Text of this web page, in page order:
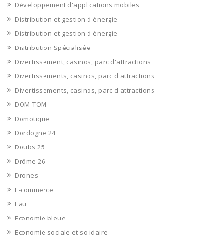
Développement d'applications mobiles
Distribution et gestion d'énergie
Distribution et gestion d'énergie
Distribution Spécialisée
Divertissement, casinos, parc d'attractions
Divertissements, casinos, parc d'attractions
Divertissements, casinos, parc d'attractions
DOM-TOM
Domotique
Dordogne 24
Doubs 25
Drôme 26
Drones
E-commerce
Eau
Economie bleue
Economie sociale et solidaire